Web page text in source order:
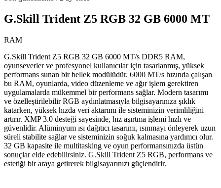
G.Skill Trident Z5 RGB 32 GB 6000 MT
RAM
G.Skill Trident Z5 RGB 32 GB 6000 MT/s DDR5 RAM,
oyunseverler ve profesyonel kullanıcılar için tasarlanmış, yüksek
performans sunan bir bellek modülüdür. 6000 MT/s hızında çalışan
bu RAM, oyunlarda, video düzenleme ve ağır işlem gerektiren
uygulamalarda mükemmel bir performans sağlar. Modern tasarımı
ve özelleştirilebilir RGB aydınlatmasıyla bilgisayarınıza şıklık
katarken, yüksek hızda veri aktarımı ile sisteminizin verimliliğini
artırır. XMP 3.0 desteği sayesinde, hız aşırtma işlemi hızlı ve
güvenlidir. Alüminyum ısı dağıtıcı tasarımı, ısınmayı önleyerek uzun
süreli stabilite sağlar ve sisteminizin soğuk kalmasına yardımcı olur.
32 GB kapasite ile multitasking ve oyun performansınızda üstün
sonuçlar elde edebilirsiniz. G.Skill Trident Z5 RGB, performans ve
estetiği bir araya getirerek bilgisayarınızı güçlendirir.